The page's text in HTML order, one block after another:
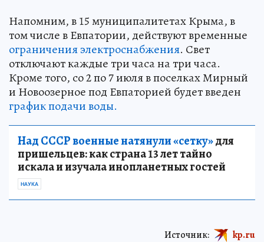
Напомним, в 15 муниципалитетах Крыма, в
том числе в Евпатории, действуют временные
ограничения электроснабжения. Свет
отключают каждые три часа на три часа.
Кроме того, со 2 по 7 июля в поселках Мирный
и Новоозерное под Евпаторией будет введен
график подачи воды.
Над СССР военные натянули «сетку»для
пришельцев: как страна 13 лет тайно
искала и изучала инопланетных гостей
НАУКА
Источник: kp.ru